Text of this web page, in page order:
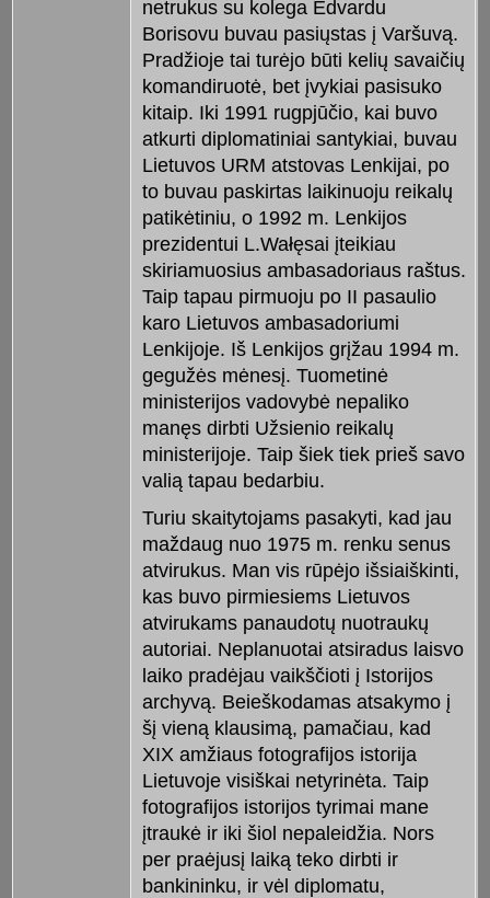
netrukus su kolega Edvardu
Borisovu buvau pasiųstas į Varšuvą.
Pradžioje tai turėjo būti kelių savaičių
komandiruotė, bet įvykiai pasisuko
kitaip. Iki 1991 rugpjūčio, kai buvo
atkurti diplomatiniai santykiai, buvau
Lietuvos URM atstovas Lenkijai, po
to buvau paskirtas laikinuoju reikalų
patikėtiniu, o 1992 m. Lenkijos
prezidentui L.Wałęsai įteikiau
skiriamuosius ambasadoriaus raštus.
Taip tapau pirmuoju po II pasaulio
karo Lietuvos ambasadoriumi
Lenkijoje. Iš Lenkijos grįžau 1994 m.
gegužės mėnesį. Tuometinė
ministerijos vadovybė nepaliko
manęs dirbti Užsienio reikalų
ministerijoje. Taip šiek tiek prieš savo
valią tapau bedarbiu.
Turiu skaitytojams pasakyti, kad jau
maždaug nuo 1975 m. renku senus
atvirukus. Man vis rūpėjo išsiaiškinti,
kas buvo pirmiesiems Lietuvos
atvirukams panaudotų nuotraukų
autoriai. Neplanuotai atsiradus laisvo
laiko pradėjau vaikščioti į Istorijos
archyvą. Beieškodamas atsakymo į
šį vieną klausimą, pamačiau, kad
XIX amžiaus fotografijos istorija
Lietuvoje visiškai netyrinėta. Taip
fotografijos istorijos tyrimai mane
įtraukė ir iki šiol nepaleidžia. Nors
per praėjusį laiką teko dirbti ir
bankininku, ir vėl diplomatu,